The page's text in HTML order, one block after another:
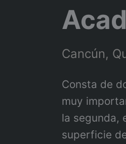
Cancún,
Consta de
muy
la segunda,
superficie